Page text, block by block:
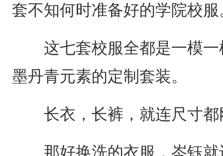
套不知何时准备好的学院校服
这七套校服全都是一模一
墨丹青元素的定制套装。
长衣，长裤，就连尺寸都
那好换洗的衣服，岑钰就